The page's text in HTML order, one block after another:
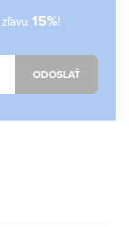
15%!
ODOSLAŤ